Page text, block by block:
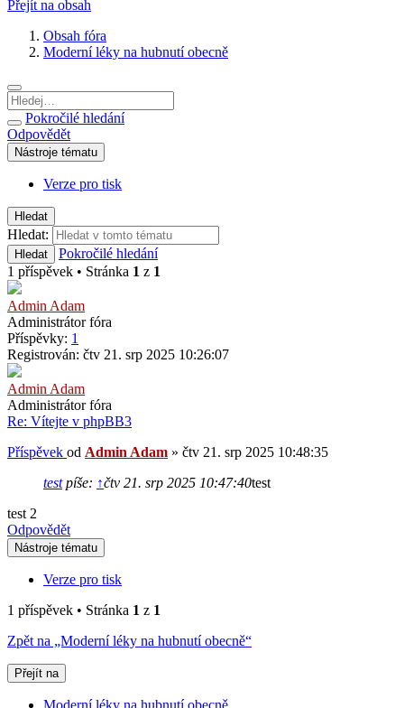
Přejít na obsah
Obsah fóra
Moderní léky na hubnutí obecně
Pokročilé hledání
Odpovědět
Nástroje tématu
Verze pro tisk
Hledat
Hledat:
Hledat
Pokročilé hledání
1 příspěvek • Stránka 1 z 1
Admin Adam
Administrátor fóra
Příspěvky: 1
Registrován: čtv 21. srp 2025 10:26:07
Admin Adam
Administrátor fóra
Re: Vítejte v phpBB3
Příspěvek od Admin Adam » čtv 21. srp 2025 10:48:35
testpíše: ↑čtv 21. srp 2025 10:47:40test
test 2
Odpovědět
Nástroje tématu
Verze pro tisk
1 příspěvek • Stránka 1 z 1
Zpět na „Moderní léky na hubnutí obecně“
Přejít na
Moderní léky na hubnutí obecně